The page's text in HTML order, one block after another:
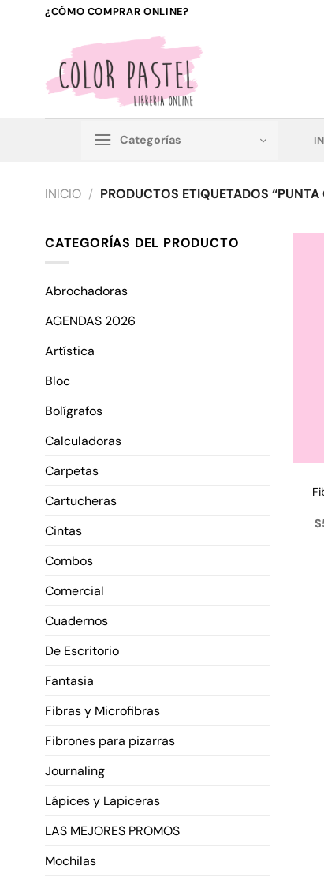
¿CÓMO COMPRAR ONLINE?
Categorías
INICIO / PRODUCTOS ETIQUETADOS
CATEGORÍAS DEL PRODUCTO
Abrochadoras
AGENDAS 2026
Artística
Bloc
Bolígrafos
Calculadoras
Carpetas
Cartucheras
Cintas
Combos
Comercial
Cuadernos
De Escritorio
Fantasia
Fibras y Microfibras
Fibrones para pizarras
Journaling
Lápices y Lapiceras
LAS MEJORES PROMOS
Mochilas